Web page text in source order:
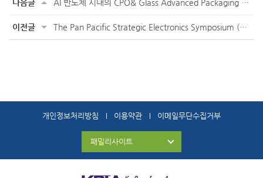
다음글 AI 반도체 시대의 CPO& Glass Advanced Packaging 기술
이전글 The Pan Pacific Strategic Electronics Symposium (Pan Pac)
개인정보처리방침 이용약관 이메일무단수집거부
패밀리사이트